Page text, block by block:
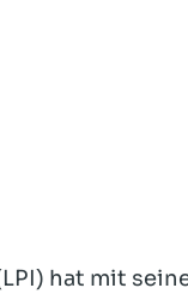
hat mit